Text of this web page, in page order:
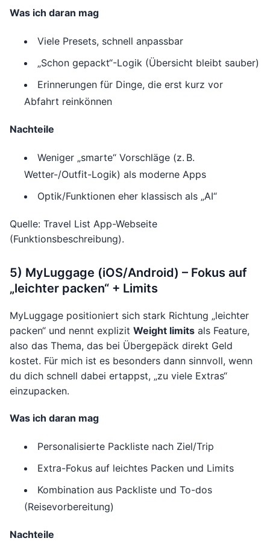
Was ich daran mag
Viele Presets, schnell anpassbar
„Schon gepackt“-Logik (Übersicht bleibt sauber)
Erinnerungen für Dinge, die erst kurz vor
Abfahrt reinkönnen
Nachteile
Weniger „smarte“ Vorschläge (z. B.
Wetter-/Outfit-Logik) als moderne Apps
Optik/Funktionen eher klassisch als „AI“
Quelle: Travel List App-Webseite
(Funktionsbeschreibung).
5) MyLuggage (iOS/Android) – Fokus auf
„leichter packen“ + Limits
MyLuggage positioniert sich stark Richtung „leichter
packen“ und nennt explizit Weight limits als Feature,
also das Thema, das bei Übergepäck direkt Geld
kostet. Für mich ist es besonders dann sinnvoll, wenn
du dich schnell dabei ertappst, „zu viele Extras“
einzupacken.
Was ich daran mag
Personalisierte Packliste nach Ziel/Trip
Extra-Fokus auf leichtes Packen und Limits
Kombination aus Packliste und To-dos
(Reisevorbereitung)
Nachteile